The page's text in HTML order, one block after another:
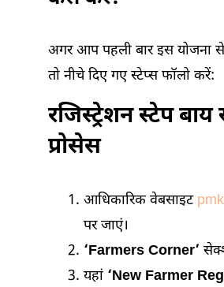
अगर आप पहली बार इस योजना
तो नीचे दिए गए स्टेप्स फॉलो करें:
रजिस्ट्रेशन स्टेप बाय
प्रोसेस
आधिकारिक वेबसाइट
पर जाएं।
‘Farmers Corner’
यहां ‘New Farmer